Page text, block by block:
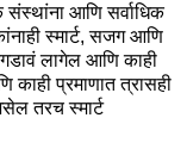
संस्थांना आणि सर्वाधिक
स्मार्ट, सजग आणि
लागेल आणि काही
काही प्रमाणात त्रासही
तरच स्मार्ट